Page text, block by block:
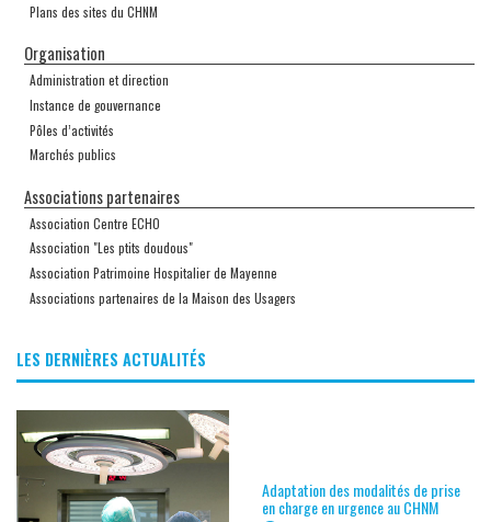
Plans des sites du CHNM
Organisation
Administration et direction
Instance de gouvernance
Pôles d’activités
Marchés publics
Associations partenaires
Association Centre ECHO
Association "Les ptits doudous"
Association Patrimoine Hospitalier de Mayenne
Associations partenaires de la Maison des Usagers
LES DERNIÈRES ACTUALITÉS
Adaptation des modalités de prise
en charge en urgence au CHNM